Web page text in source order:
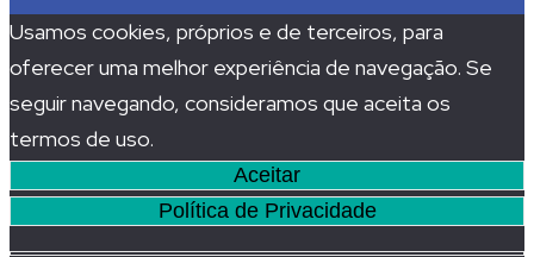
Usamos cookies, próprios e de terceiros, para
oferecer uma melhor experiência de navegação. Se
seguir navegando, consideramos que aceita os
termos de uso.
Aceitar
Política de Privacidade